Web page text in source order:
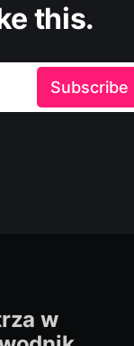
this.
Subscribe
w